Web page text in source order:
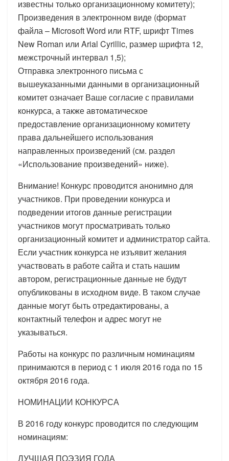
известны только организационному комитету);
Произведения в электронном виде (формат
файла – Microsoft Word или RTF, шрифт Times
New Roman или Arial Cyrillic, размер шрифта 12,
межстрочный интервал 1,5);
Отправка электронного письма с
вышеуказанными данными в организационный
комитет означает Ваше согласие с правилами
конкурса, а также автоматическое
предоставление организационному комитету
права дальнейшего использования
направленных произведений (см. раздел
«Использование произведений» ниже).
Внимание! Конкурс проводится анонимно для
участников. При проведении конкурса и
подведении итогов данные регистрации
участников могут просматривать только
организационный комитет и администратор сайта.
Если участник конкурса не изъявит желания
участвовать в работе сайта и стать нашим
автором, регистрационные данные не будут
опубликованы в исходном виде. В таком случае
данные могут быть отредактированы, а
контактный телефон и адрес могут не
указываться.
Работы на конкурс по различным номинациям
принимаются в период с 1 июля 2016 года по 15
октября 2016 года.
НОМИНАЦИИ КОНКУРСА
В 2016 году конкурс проводится по следующим
номинациям:
ЛУЧШАЯ ПОЭЗИЯ ГОДА